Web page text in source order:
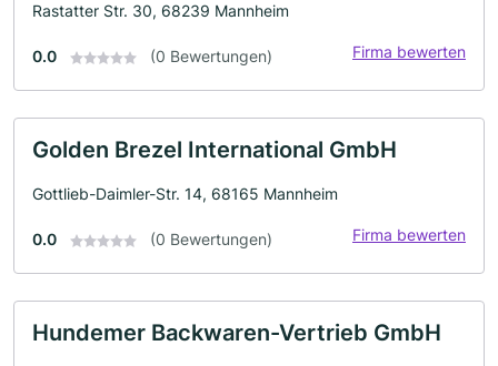
Rastatter Str. 30, 68239 Mannheim
0.0 (0 Bewertungen) Firma bewerten
Golden Brezel International GmbH
Gottlieb-Daimler-Str. 14, 68165 Mannheim
0.0 (0 Bewertungen) Firma bewerten
Hundemer Backwaren-Vertrieb GmbH